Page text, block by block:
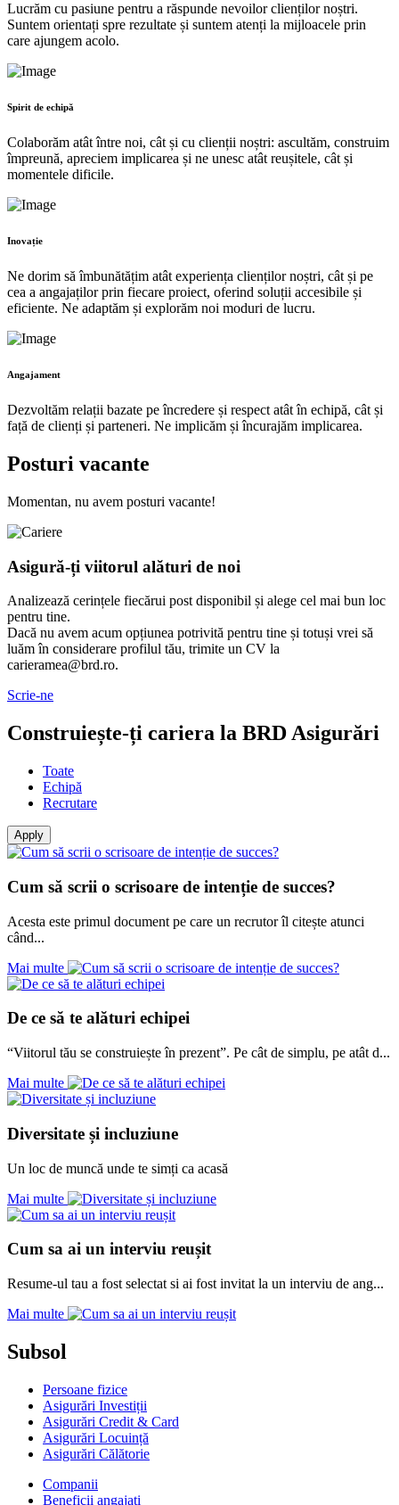
Lucrăm cu pasiune pentru a răspunde nevoilor clienților noștri.
Suntem orientați spre rezultate și suntem atenți la mijloacele prin
care ajungem acolo.
Spirit de echipă
Colaborăm atât între noi, cât și cu clienții noștri: ascultăm, construim
împreună, apreciem implicarea și ne unesc atât reușitele, cât și
momentele dificile.
Inovație
Ne dorim să îmbunătățim atât experiența clienților noștri, cât și pe
cea a angajaților prin fiecare proiect, oferind soluții accesibile și
eficiente. Ne adaptăm și explorăm noi moduri de lucru.
Angajament
Dezvoltăm relații bazate pe încredere și respect atât în echipă, cât și
față de clienți și parteneri. Ne implicăm și încurajăm implicarea.
Posturi vacante
Momentan, nu avem posturi vacante!
Asigură-ți viitorul alături de noi
Analizează cerințele fiecărui post disponibil și alege cel mai bun loc
pentru tine.
Dacă nu avem acum opțiunea potrivită pentru tine și totuși vrei să
luăm în considerare profilul tău, trimite un CV la
carieramea@brd.ro.
Scrie-ne
Construiește-ți cariera la BRD Asigurări
Toate
Echipă
Recrutare
Cum să scrii o scrisoare de intenție de succes?
Acesta este primul document pe care un recrutor îl citește atunci
când...
Mai multe
De ce să te alături echipei
“Viitorul tău se construiește în prezent”. Pe cât de simplu, pe atât d...
Mai multe
Diversitate și incluziune
Un loc de muncă unde te simți ca acasă
Mai multe
Cum sa ai un interviu reușit
Resume-ul tau a fost selectat si ai fost invitat la un interviu de ang...
Mai multe
Subsol
Persoane fizice
Asigurări Investiții
Asigurări Credit & Card
Asigurări Locuință
Asigurări Călătorie
Companii
Beneficii angajați